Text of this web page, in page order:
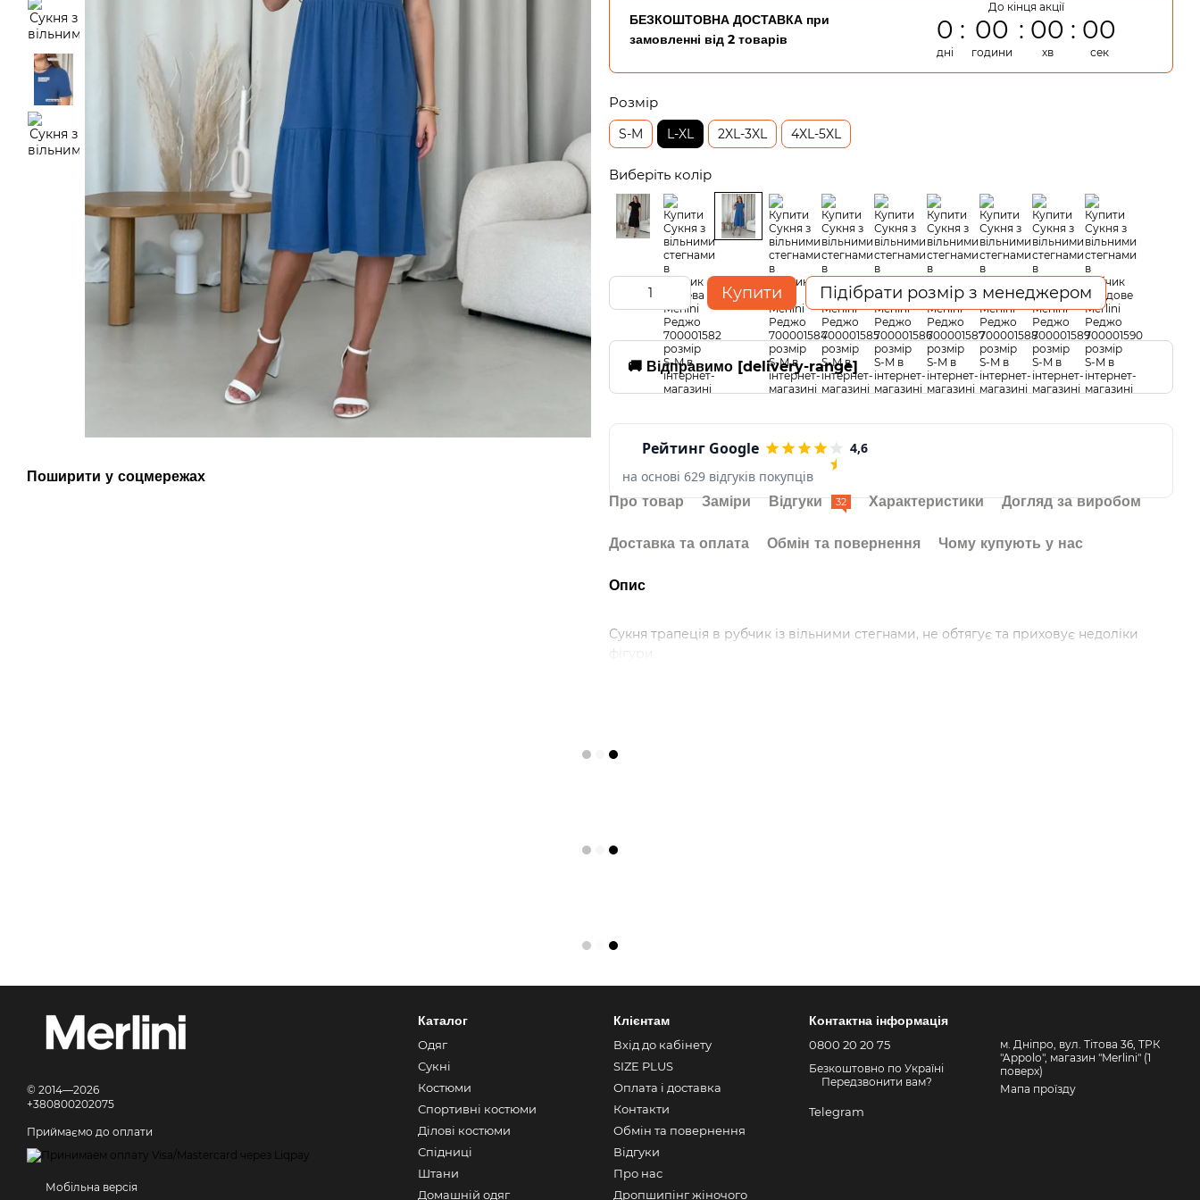
Поширити у соцмережах
БЕЗКОШТОВНА ДОСТАВКА при
замовленні від 2 товарів
До кінця акції
0
дні
00
години
00
хв
00
сек
Розмір
S-M L-XL 2XL-3XL 4XL-5XL
Виберіть колір
Купити Підібрати розмір з менеджером
🚚 Відправимо [delivery-range]
Рейтинг Google
4,6
на основі 629 відгуків покупців
Про товар
Заміри Відгуки 32 Характеристики Догляд за виробом
Доставка та оплата Обмін та повернення Чому купують у нас
Опис
Сукня трапеція в рубчик із вільними стегнами, не обтягує та приховує недоліки
фігури.
© 2014—2026
+380800202075
Приймаємо до оплати
Мобільна версія
Каталог
Одяг
Сукні
Костюми
Спортивні костюми
Ділові костюми
Спідниці
Штани
Домашній одяг
Клієнтам
Вхід до кабінету
SIZE PLUS
Оплата і доставка
Контакти
Обмін та повернення
Відгуки
Про нас
Дропшипінг жіночого
Контактна інформація
0800 20 20 75
Безкоштовно по Україні
Передзвонити вам?
Telegram
м. Дніпро, вул. Тітова 36, ТРК
"Appolo", магазин "Merlini" (1
поверх)
Мапа проїзду